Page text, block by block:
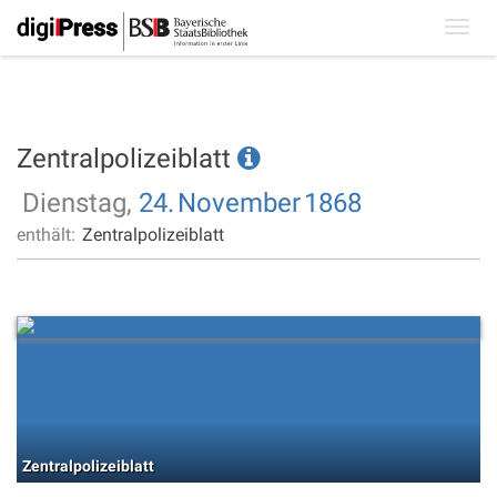
Zentralpolizeiblatt
Dienstag, 24. November1868
enthält: Zentralpolizeiblatt
Zentralpolizeiblatt